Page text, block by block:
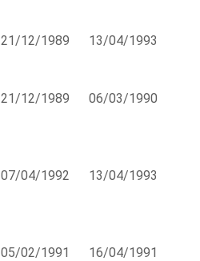
21/12/1989 13/04/1993
21/12/1989 06/03/1990
07/04/1992 13/04/1993
05/02/1991 16/04/1991